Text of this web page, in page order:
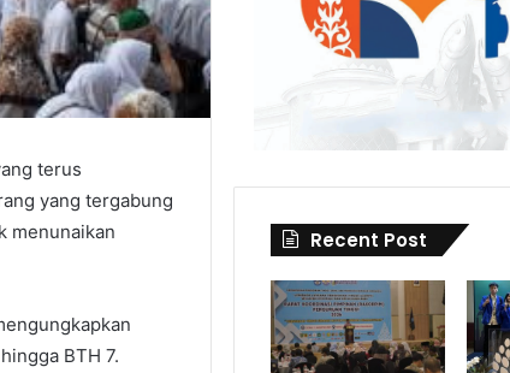
terus
yang tergabung
menunaikan
BTH 7.
Recent Post